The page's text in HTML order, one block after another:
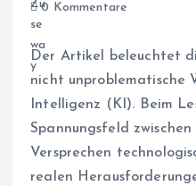
0 Kommentare
Der Artikel beleuchtet
nicht unproblematische
Intelligenz (KI). Beim
Spannungsfeld
Versprechen
realen